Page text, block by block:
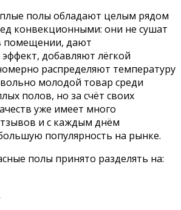
полы обладают целым рядом
конвекционными: они не сушат
помещении, дают
добавляют лёгкой
распределяют температуру
молодой товар среди
полов, но за счёт своих
уже имеет много
и с каждым днём
популярность на рынке.
полы принято разделять на: